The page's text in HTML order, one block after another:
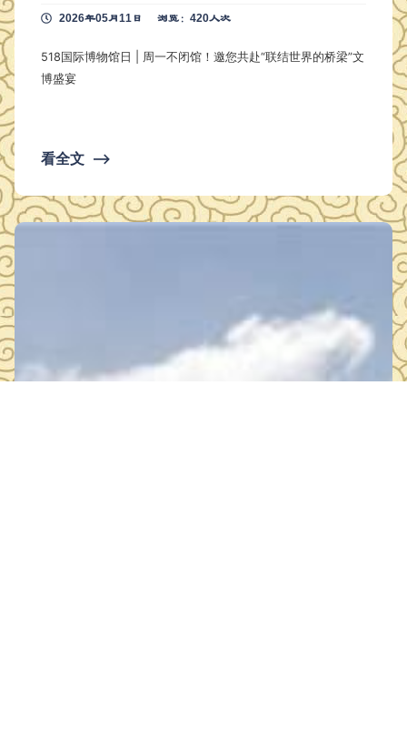
2026年05月11日 浏览：420人次
518国际博物馆日 | 周一不闭馆！邀您共赴“联结世界的桥梁”文
博盛宴
看全文 ⟶